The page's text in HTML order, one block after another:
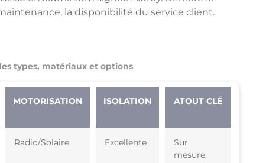
la disponibilité du service client.
types, matériaux et options
MOTORISATION ISOLATION ATOUT CLÉ
Radio/Solaire Excellente
Sur
mesure,